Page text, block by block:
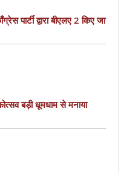
पार्टी द्वारा बीएलए 2 किए जा
बड़ी धूमधाम से मनाया